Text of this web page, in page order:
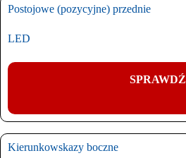
Postojowe (pozycyjne) przednie
LED
SPRAWDŹ
Kierunkowskazy boczne